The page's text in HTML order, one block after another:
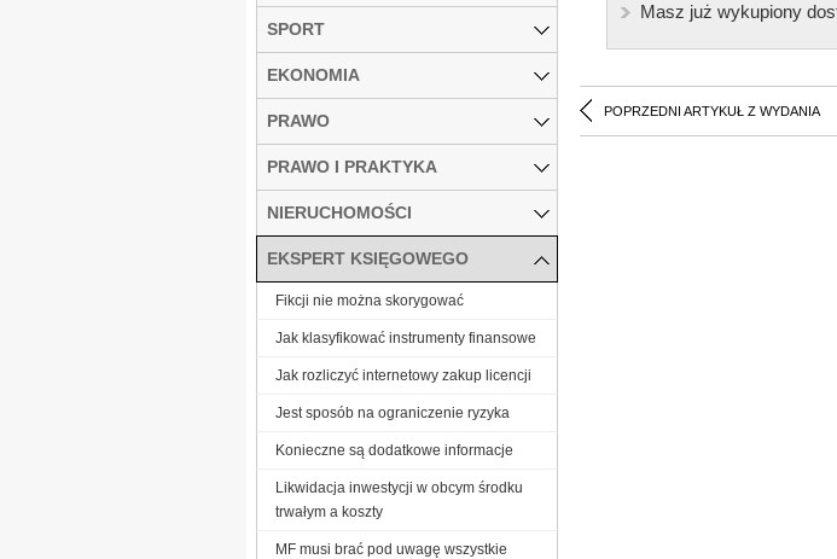
Masz już wykupiony
POPRZEDNI ARTYKUŁ Z WYDANIA
SPORT
EKONOMIA
PRAWO
PRAWO I PRAKTYKA
NIERUCHOMOŚCI
EKSPERT KSIĘGOWEGO
Fikcji nie można skorygować
Jak klasyfikować instrumenty finansowe
Jak rozliczyć internetowy zakup licencji
Jest sposób na ograniczenie ryzyka
Konieczne są dodatkowe informacje
Likwidacja inwestycji w obcym środku
trwałym a koszty
MF musi brać pod uwagę wszystkie